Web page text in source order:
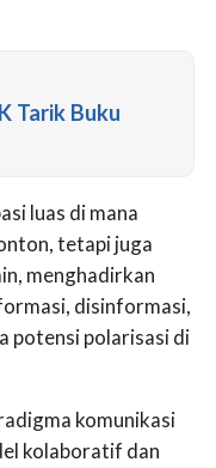
Tarik Buku
luas di mana
tetapi juga
menghadirkan
disinformasi,
potensi polarisasi di
komunikasi
kolaboratif dan